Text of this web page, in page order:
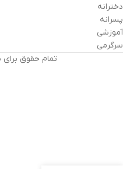
دخترانه
پسرانه
آموزشی
سرگرمی
تمام حقوق